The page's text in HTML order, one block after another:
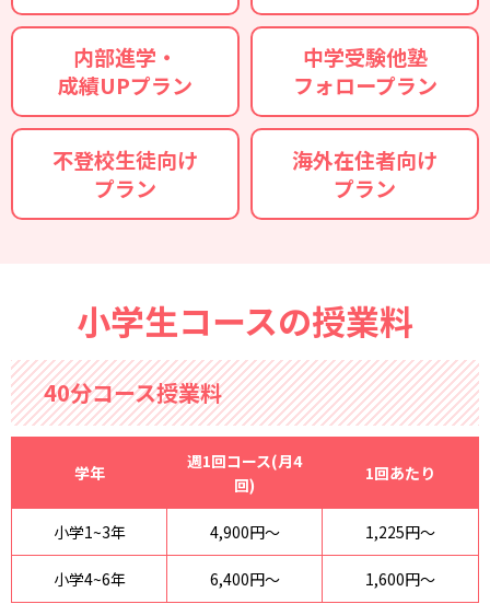
内部進学・
成績UPプラン
中学受験他塾
フォロープラン
不登校生徒向け
プラン
海外在住者向け
プラン
小学生コースの授業料
40分コース授業料
学年
週1回コース(月4
回)
1回あたり
⼩学1~3年 4,900円〜 1,225円〜
⼩学4~6年 6,400円〜 1,600円〜